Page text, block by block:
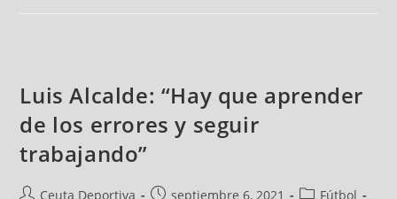
Luis Alcalde: “Hay que aprender
de los errores y seguir
trabajando”
Ceuta Deportiva septiembre 6, 2021
Fútbol